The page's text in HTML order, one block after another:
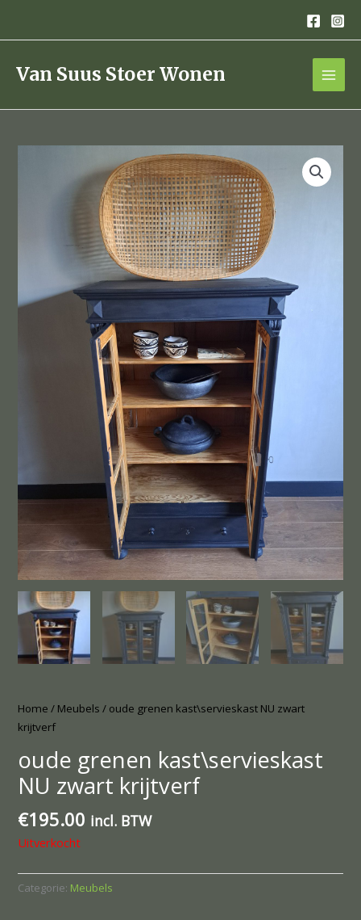
de
inhoudVan Suus Stoer Wonen
Home / Meubels / oude grenen kast\servieskast NU zwart
krijtverf
oude grenen kast\servieskast
NU zwart krijtverf
€195.00 incl. BTW
Uitverkocht
Categorie: Meubels